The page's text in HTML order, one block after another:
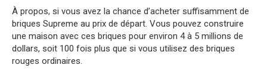
À propos, si vous avez la chance d’acheter suffisamment de
briques Supreme au prix de départ. Vous pouvez construire
une maison avec ces briques pour environ 4 à 5 millions de
dollars, soit 100 fois plus que si vous utilisez des briques
rouges ordinaires.